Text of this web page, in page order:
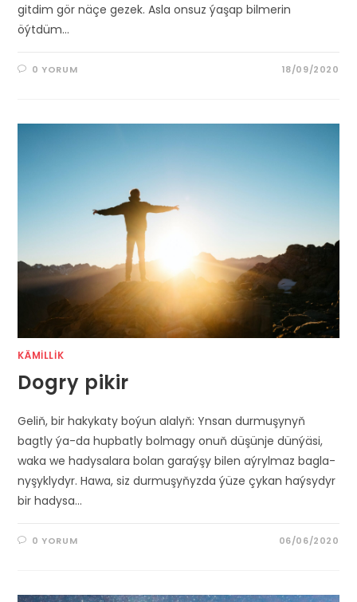
gitdim gör näçe gezek. Asla onsuz ýaşap bilmerin
öýtdüm…
0 YORUM 18/09/2020
KÄMILLIK
Dogry pikir
Geliň, bir ha­ky­katy bo­ýun alalyň: Yn­san durmuşynyň
bagtly ýa-da hup­­batly bol­magy onuň dü­şün­je dünýäsi,
waka we hadysa­lara bo­lan garaý­şy bilen aýryl­maz bagla­
nyşyk­lydyr. Hawa, siz durmu­şyňyzda ýüze çykan haýsydyr
bir hadysa…
0 YORUM 06/06/2020